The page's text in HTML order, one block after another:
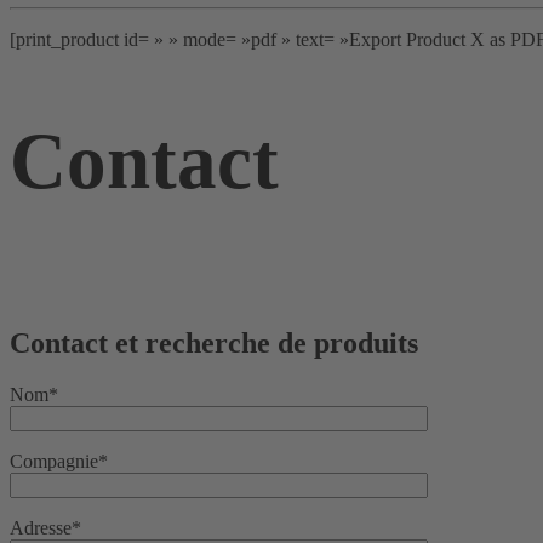
[print_product id= » » mode= »pdf » text= »Export Product X as
Contact
Contact et recherche de produits
Nom*
Compagnie*
Adresse*